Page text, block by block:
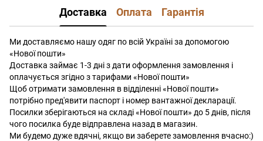
Доставка Оплата Гарантія
Ми доставляємо нашу одяг по всій Україні за допомогою
«Нової пошти»
Доставка займає 1-3 дні з дати оформлення замовлення і
оплачується згідно з тарифами «Нової пошти»
Щоб отримати замовлення в відділенні «Нової пошти»
потрібно пред'явити паспорт і номер вантажної декларації.
Посилки зберігаються на складі «Нової пошти» до 5 днів, після
чого посилка буде відправлена ​​назад в магазин.
Ми будемо дуже вдячні, якщо ви заберете замовлення вчасно:)